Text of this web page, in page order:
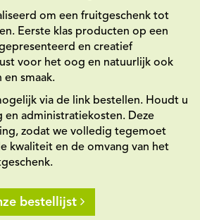
om een fruitgeschenk tot
Eerste klas producten op een
en creatief
voor het oog en natuurlijk ook
smaak.
via de link bestellen. Houdt u
en administratiekosten. Deze
zodat we volledig tegemoet
kwaliteit en de omvang van het
bestellijst